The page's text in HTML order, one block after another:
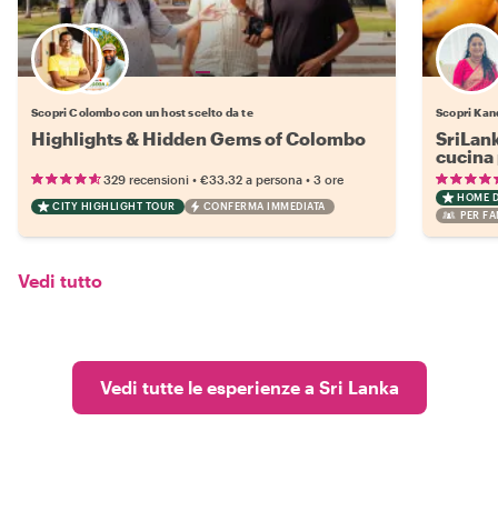
Scegli il tuo local preferito
Scopri Colombo con un host scelto da te
Highlights & Hidden Gems of Colombo
329 recensioni • €33.32 a persona • 3 ore
CITY HIGHLIGHT TOUR CONFERMA IMMEDIATA
Scopri
cucina
HOME
PER
Vedi tutto
Vedi tutte le esperienze a Sri Lanka